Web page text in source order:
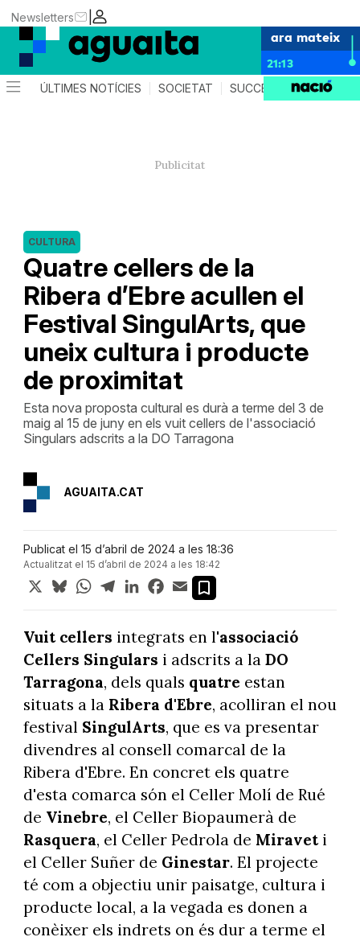
|
Newsletters
ara mateix
21:13
ÚLTIMES NOTÍCIES SOCIETAT SUCCESSOS AGENDA
Quatre cellers de la
Ribera d’Ebre acullen el
Festival SingulArts, que
uneix cultura i producte
de proximitat
CULTURA
Esta nova proposta cultural es durà a terme del 3 de
maig al 15 de juny en els vuit cellers de l'associació
Singulars adscrits a la DO Tarragona
AGUAITA.CAT
Publicat el 15 d’abril de 2024 a les 18:36
Actualitzat el 15 d’abril de 2024 a les 18:42
X BlueskyWhatsApp
TelegramLinkedInFacebook
Email
Vuit cellers integrats en l'associació
Cellers Singulars i adscrits a la DO
Tarragona, dels quals quatre estan
situats a la Ribera d'Ebre, acolliran el nou
festival SingulArts, que es va presentar
divendres al consell comarcal de la
Ribera d'Ebre. En concret els quatre
d'esta comarca són el Celler Molí de Rué
de Vinebre, el Celler Biopaumerà de
Rasquera, el Celler Pedrola de Miraveti
el Celler Suñer de Ginestar. El projecte
té com a objectiu unir paisatge, cultura i
producte local, a la vegada es donen a
conèixer els indrets on és dur a terme el